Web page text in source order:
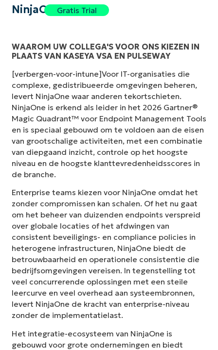
NinjaOneGratis Trial
WAAROM UW COLLEGA'S VOOR ONS KIEZEN IN
PLAATS VAN KASEYA VSA EN PULSEWAY
[verbergen-voor-intune]Voor IT-organisaties die
complexe, gedistribueerde omgevingen beheren,
levert NinjaOne waar anderen tekortschieten.
NinjaOne is erkend als leider in het 2026 Gartner®
Magic Quadrant™ voor Endpoint Management Tools
en is speciaal gebouwd om te voldoen aan de eisen
van grootschalige activiteiten, met een combinatie
van diepgaand inzicht, controle op het hoogste
niveau en de hoogste klanttevredenheidsscores in
de branche.
Enterprise teams kiezen voor NinjaOne omdat het
zonder compromissen kan schalen. Of het nu gaat
om het beheer van duizenden endpoints verspreid
over globale locaties of het afdwingen van
consistent beveiligings- en compliance policies in
heterogene infrastructuren, NinjaOne biedt de
betrouwbaarheid en operationele consistentie die
bedrijfsomgevingen vereisen. In tegenstelling tot
veel concurrerende oplossingen met een steile
leercurve en veel overhead aan systeembronnen,
levert NinjaOne de kracht van enterprise-niveau
zonder de implementatielast.
Het integratie-ecosysteem van NinjaOne is
gebouwd voor grote ondernemingen en biedt